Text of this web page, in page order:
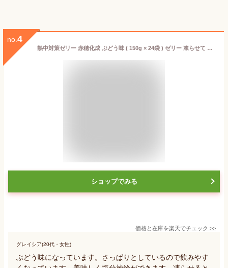
no. 4
熱中対策ゼリー 赤穂化成 ぶどう味 ( 150g × 24袋 ) ゼリー 凍らせて シャーベット 熱中症 夏バテ 天塩 子供 幼児 小学生 中学生 高校生 大学生 大人 高齢者 塩分補給 水分補給 スポーツ 現場 野外 屋外 屋内 室内 夏 ゼリー飲料 国産 塩 塩分
ショップでみる
価格と在庫を楽天でチェック >>
グレイシア(20代・女性)
ぶどう味になっています。さっぱりとしているので飲みやす